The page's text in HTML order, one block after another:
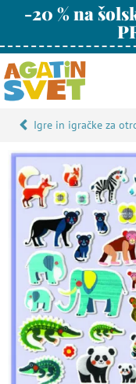
-20 % na
Igre in igračke za